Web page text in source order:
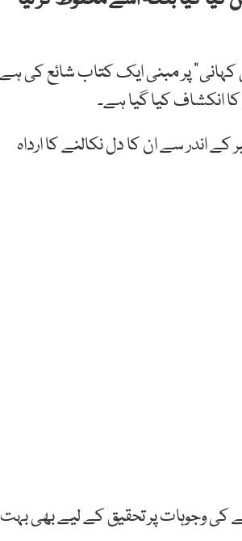
کہانی” پر مبنی ایک کتاب شائع کی
انکشاف کیا گیا ہے۔
اندر سے ان کا دل نکالنے کا ارداہ
کی وجوہات پر تحقیق کے لیے بھی بہت